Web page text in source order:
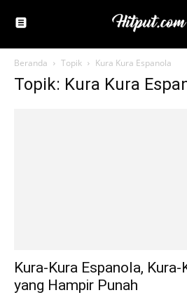
Beranda Topik Kura Kura Espanola
Topik: Kura Kura
Kura-Kura Espanola, Kura-
yang Hampir Punah